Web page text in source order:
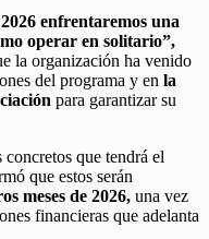
enfrentaremos una
operar en solitario”,
la organización ha venido
del programa y en la
para garantizar su
que tendrá el
que estos serán
meses de 2026, una vez
financieras que adelanta